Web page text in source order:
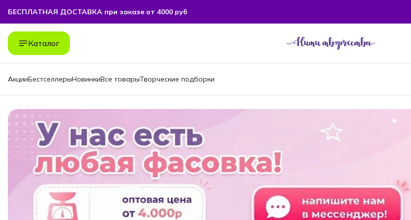
БЕСПЛАТНАЯ ДОСТАВКА при заказе от 4000 руб
БЕСПЛАТНАЯ ДОСТАВКА при заказе от 4000 руб
Каталог
АкцииБестселлерыНовинкиВсе товарыТворческие подборки